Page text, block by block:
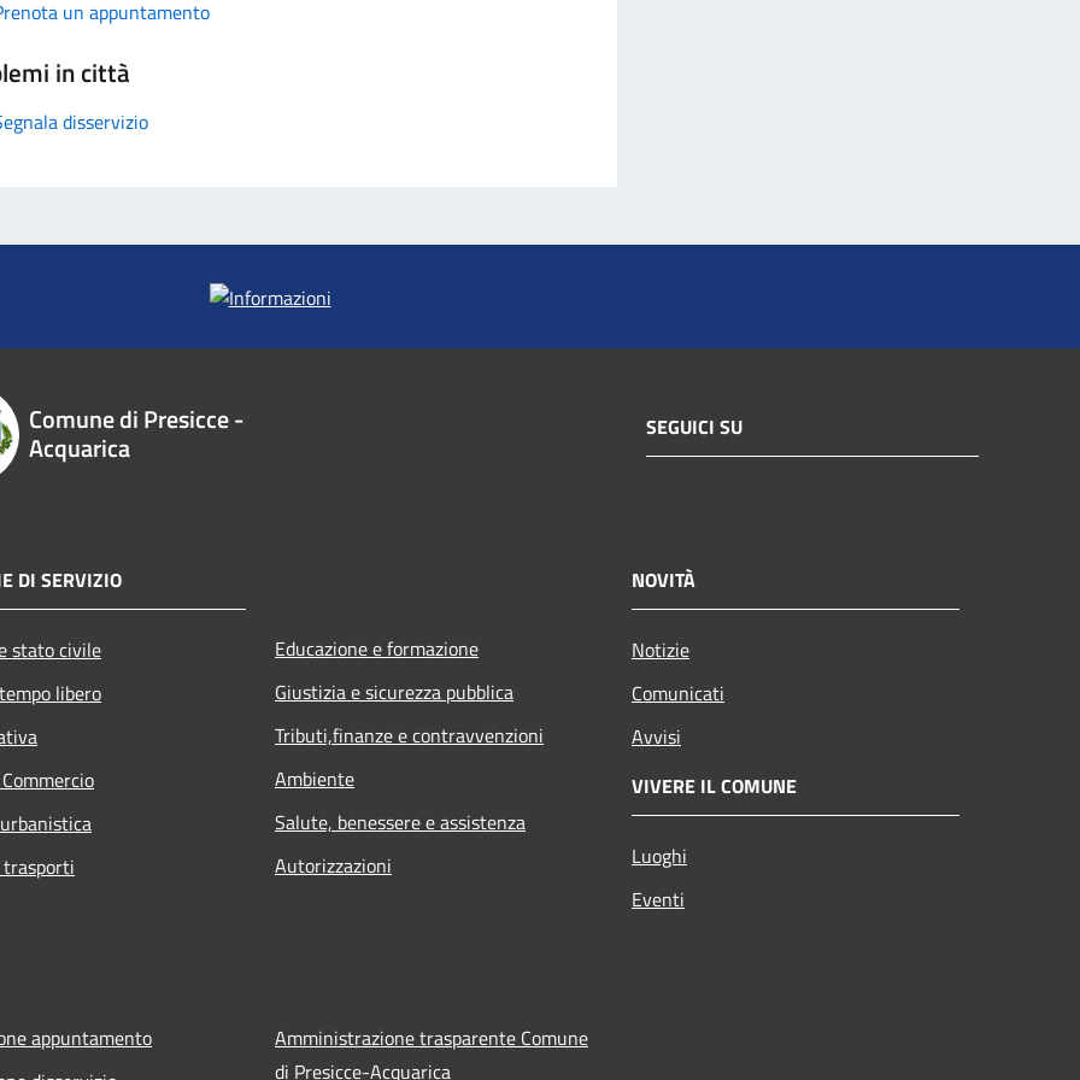
un appuntamento
in città
disservizio
Comune di Presicce -
Acquarica
SEGUICI SU
DI SERVIZIO
stato civile
libero
Educazione e formazione
Giustizia e sicurezza pubblica
Tributi,finanze e contravvenzioni
Ambiente
Salute, benessere e assistenza
Autorizzazioni
NOVITÀ
Notizie
Comunicati
Avvisi
VIVERE IL COMUNE
Luoghi
Eventi
appuntamento
Amministrazione trasparente Comune
di Presicce-Acquarica